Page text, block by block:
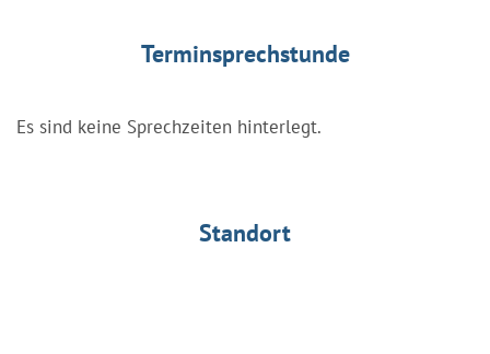
Terminsprechstunde
Es sind keine Sprechzeiten hinterlegt.
Standort